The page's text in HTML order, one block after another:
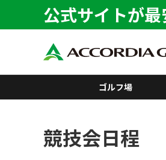
公式サイトが最
ゴルフ場
競技会日程